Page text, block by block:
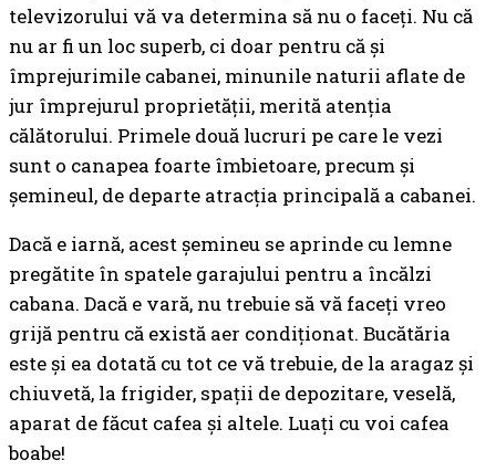
televizorului vă va determina să nu o faceți. Nu că
nu ar fi un loc superb, ci doar pentru că și
împrejurimile cabanei, minunile naturii aflate de
jur împrejurul proprietății, merită atenția
călătorului. Primele două lucruri pe care le vezi
sunt o canapea foarte îmbietoare, precum și
șemineul, de departe atracția principală a cabanei.
Dacă e iarnă, acest șemineu se aprinde cu lemne
pregătite în spatele garajului pentru a încălzi
cabana. Dacă e vară, nu trebuie să vă faceți vreo
grijă pentru că există aer condiționat. Bucătăria
este și ea dotată cu tot ce vă trebuie, de la aragaz și
chiuvetă, la frigider, spații de depozitare, veselă,
aparat de făcut cafea și altele. Luați cu voi cafea
boabe!